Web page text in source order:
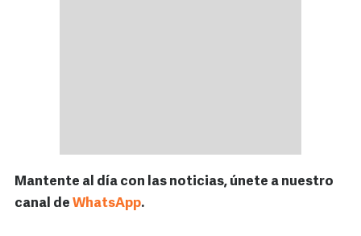
Mantente al día con las noticias, únete a nuestro
canal de WhatsApp.